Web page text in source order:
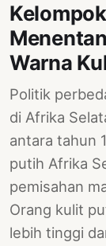
Warna
Politik
di Afrika
antara tahun
putih Afrika
pemisahan
Orang kulit
lebih tinggi